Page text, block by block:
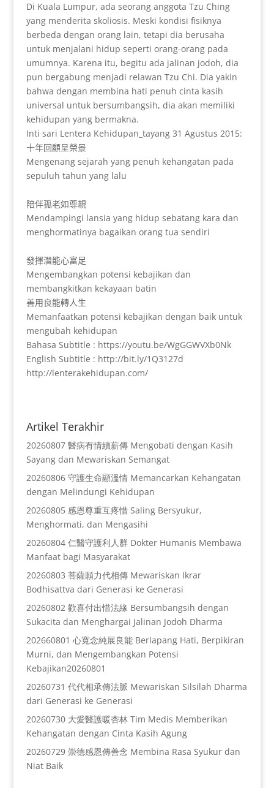
Di Kuala Lumpur, ada seorang anggota Tzu Ching
yang menderita skoliosis. Meski kondisi fisiknya
berbeda dengan orang lain, tetapi dia berusaha
untuk menjalani hidup seperti orang-orang pada
umumnya. Karena itu, begitu ada jalinan jodoh, dia
pun bergabung menjadi relawan Tzu Chi. Dia yakin
bahwa dengan membina hati penuh cinta kasih
universal untuk bersumbangsih, dia akan memiliki
kehidupan yang bermakna.
Inti sari Lentera Kehidupan_tayang 31 Agustus 2015:
十年回顧呈榮景
Mengenang sejarah yang penuh kehangatan pada
sepuluh tahun yang lalu
陪伴孤老如尊親
Mendampingi lansia yang hidup sebatang kara dan
menghormatinya bagaikan orang tua sendiri
發揮潛能心富足
Mengembangkan potensi kebajikan dan
membangkitkan kekayaan batin
善用良能轉人生
Memanfaatkan potensi kebajikan dengan baik untuk
mengubah kehidupan
Bahasa Subtitle : https://youtu.be/WgGGWVXb0Nk
English Subtitle : http://bit.ly/1Q3127d
http://lenterakehidupan.com/
Artikel Terakhir
20260807 醫病有情續薪傳 Mengobati dengan Kasih
Sayang dan Mewariskan Semangat
20260806 守護生命顯溫情 Memancarkan Kehangatan
dengan Melindungi Kehidupan
20260805 感恩尊重互疼惜 Saling Bersyukur,
Menghormati, dan Mengasihi
20260804 仁醫守護利人群 Dokter Humanis Membawa
Manfaat bagi Masyarakat
20260803 菩薩願力代相傳 Mewariskan Ikrar
Bodhisattva dari Generasi ke Generasi
20260802 歡喜付出惜法緣 Bersumbangsih dengan
Sukacita dan Menghargai Jalinan Jodoh Dharma
202660801 心寬念純展良能 Berlapang Hati, Berpikiran
Murni, dan Mengembangkan Potensi
Kebajikan20260801
20260731 代代相承傳法脈 Mewariskan Silsilah Dharma
dari Generasi ke Generasi
20260730 大愛醫護暖杏林 Tim Medis Memberikan
Kehangatan dengan Cinta Kasih Agung
20260729 崇德感恩傳善念 Membina Rasa Syukur dan
Niat Baik